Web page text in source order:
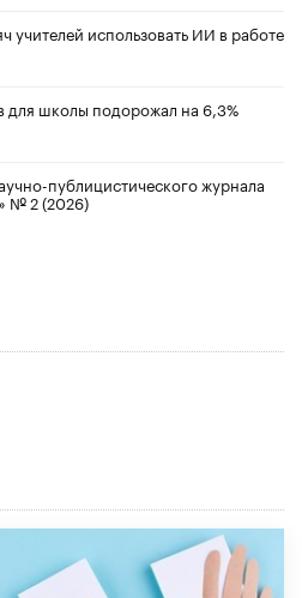
учителей использовать ИИ в работе
школы подорожал на 6,3%
публицистического журнала
№ 2 (2026)